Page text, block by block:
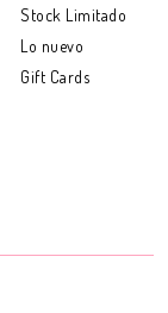
Stock Limitado
Lo nuevo
Gift Cards